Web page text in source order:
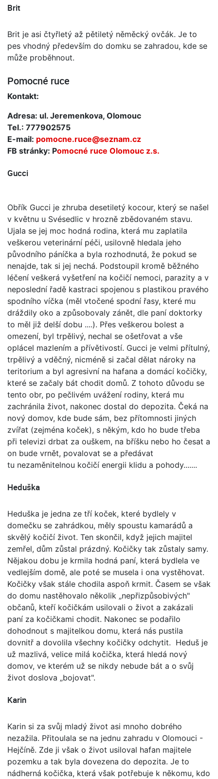
Brit
Brit je asi čtyřletý až pětiletý něměcký ovčák. Je to
pes vhodný především do domku se zahradou, kde se
může proběhnout.
Pomocné ruce
Kontakt:
Adresa: ul. Jeremenkova, Olomouc
Tel.: 777902575
E-mail: pomocne.ruce@seznam.cz
FB stránky: Pomocné ruce Olomouc z.s.
Gucci
Obřík Gucci je zhruba desetiletý kocour, který se našel
v květnu u Svésedlic v hrozně zbědovaném stavu.
Ujala se jej moc hodná rodina, která mu zaplatila
veškerou veterinární péči, usilovně hledala jeho
původního páníčka a byla rozhodnutá, že pokud se
nenajde, tak si jej nechá. Podstoupil kromě běžného
léčení veškerá vyšetření na kočičí nemoci, parazity a v
neposlední řadě kastraci spojenou s plastikou pravého
spodního víčka (měl vtočené spodní řasy, které mu
dráždily oko a způsobovaly zánět, dle paní doktorky
to měl již delší dobu ....). Přes veškerou bolest a
omezení, byl trpělivý, nechal se ošetřovat a vše
oplácel mazlením a přívětivostí. Gucci je velmi přítulný,
trpělivý a vděčný, nicméně si začal dělat nároky na
teritorium a byl agresivní na hafana a domácí kočičky,
které se začaly bát chodit domů. Z tohoto důvodu se
tento obr, po pečlivém uvážení rodiny, která mu
zachránila život, nakonec dostal do depozita. Čeká na
nový domov, kde bude sám, bez přítomnosti jiných
zvířat (zejména koček), s někým, kdo ho bude třeba
při televizi drbat za ouškem, na bříšku nebo ho česat a
on bude vrnět, povalovat se a předávat
tu nezaměnitelnou kočičí energii klidu a pohody.......
Heduška
Heduška je jedna ze tří koček, které bydlely v
domečku se zahrádkou, měly spoustu kamarádů a
skvělý kočičí život. Ten skončil, když jejich majitel
zemřel, dům zůstal prázdný. Kočičky tak zůstaly samy.
Nějakou dobu je krmila hodná paní, která bydlela ve
vedlejším domě, ale poté se musela i ona vystěhovat.
Kočičky však stále chodila aspoň krmit. Časem se však
do domu nastěhovalo několik „nepřizpůsobivých"
občanů, kteří kočičkám usilovali o život a zakázali
paní za kočičkami chodit. Nakonec se podařilo
dohodnout s majitelkou domu, která nás pustila
dovnitř a dovolila všechny kočičky odchytit. Heduš je
už mazlivá, velice milá kočička, která hledá nový
domov, ve kterém už se nikdy nebude bát a o svůj
život doslova „bojovat".
Karin
Karin si za svůj mladý život asi mnoho dobrého
nezažila. Přitoulala se na jednu zahradu v Olomouci -
Hejčíně. Zde ji však o život usiloval hafan majitele
pozemku a tak byla dovezena do depozita. Je to
nádherná kočička, která však potřebuje k někomu, kdo